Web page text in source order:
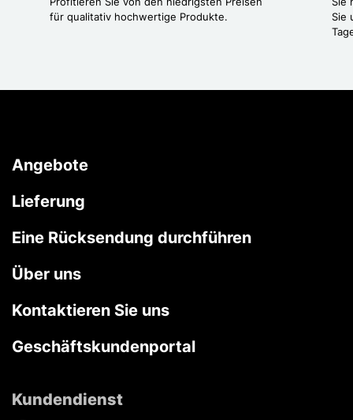
für qualitativ hochwertige Produkte.
Sie
Angebote
Lieferung
Eine Rücksendung durchführen
Über uns
Kontaktieren Sie uns
Geschäftskundenportal
Kundendienst